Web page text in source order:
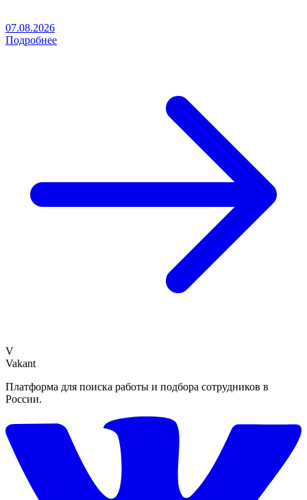
07.08.2026
Подробнее
V
Vakant
Платформа для поиска работы и подбора сотрудников в
России.